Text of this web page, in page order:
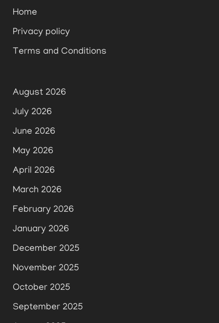
Home
Privacy policy
Terms and Conditions
August 2026
July 2026
June 2026
May 2026
April 2026
March 2026
February 2026
January 2026
December 2025
November 2025
October 2025
September 2025